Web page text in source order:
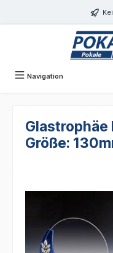
Navigation
Glastrophäe
Größe: